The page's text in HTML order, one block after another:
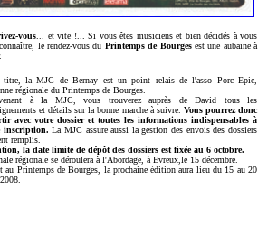
vous ... et vite !... Si vous êtes musiciens et bien décidés à vous
le rendez-vous du Printemps de Bourgesest une aubaine à
titre, la MJC de Bernay est un point relais de l'asso Porc Epic,
régionale du Printemps de Bourges.
à la MJC, vous trouverez auprès de David tous les
et détails sur la bonne marche à suivre. Vous pourrez donc
avec votre dossier et toutes les informations indispensables à
inscription. La MJC assure aussi la gestion des envois des dossiers
remplis.
la date limite de dépôt des dossiers est fixée au 6 octobre.
régionale se déroulera à l'Abordage, à Evreux,le 15 décembre.
au Printemps de Bourges, la prochaine édition aura lieu du 15 au 20